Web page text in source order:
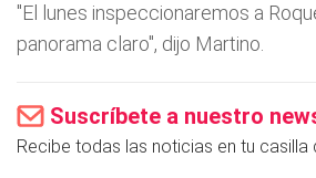
"El lunes inspeccionaremos a
panorama claro", dijo Martino.
Suscríbete a nuestro
Recibe todas las noticias en tu casilla